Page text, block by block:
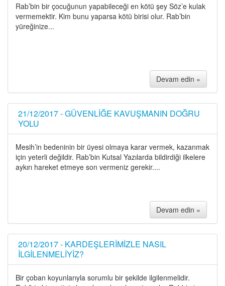
Rab’bin bir çocuğunun yapabileceği en kötü şey Söz’e kulak
vermemektir. Kim bunu yaparsa kötü birisi olur. Rab’bin
yüreğinize...
Devam edin »
21/12/2017 - GÜVENLİĞE KAVUŞMANIN DOĞRU
YOLU
Mesih’in bedeninin bir üyesi olmaya karar vermek, kazanmak
için yeterli değildir. Rab’bin Kutsal Yazılarda bildirdiği ilkelere
aykırı hareket etmeye son vermeniz gerekir....
Devam edin »
20/12/2017 - KARDEŞLERİMİZLE NASIL
İLGİLENMELİYİZ?
Bir çoban koyunlarıyla sorumlu bir şekilde ilgilenmelidir.